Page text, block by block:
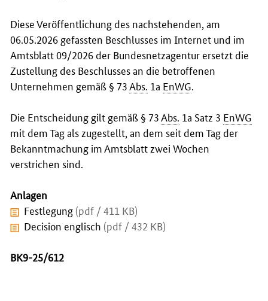
Diese Veröffentlichung des nachstehenden, am
06.05.2026 gefassten Beschlusses im Internet und im
Amtsblatt 09/2026 der Bundesnetzagentur ersetzt die
Zustellung des Beschlusses an die betroffenen
Unternehmen gemäß § 73Abs. 1a EnWG.
Die Entscheidung gilt gemäß § 73Abs. 1a Satz 3 EnWG
mit dem Tag als zugestellt, an dem seit dem Tag der
Bekanntmachung im Amtsblatt zwei Wochen
verstrichen sind.
Anlagen
Festlegung (pdf / 411 KB)
Decision englisch (pdf / 432 KB)
BK9-25/612